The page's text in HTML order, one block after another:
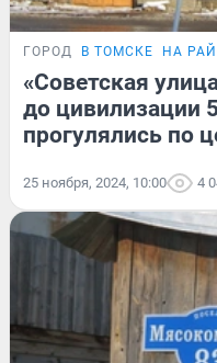
ГОРОД В ТОМСКЕ НА
«Советская
до цивилизации
прогулялись по
25 ноября, 2024, 10:00 4